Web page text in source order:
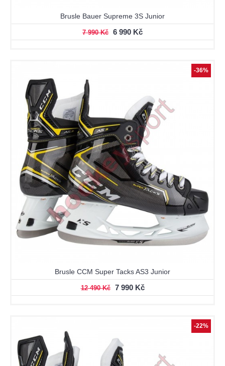
Brusle Bauer Supreme 3S Junior
7 990 Kč 6 990 Kč
-36%
Brusle CCM Super Tacks AS3 Junior
12 490 Kč 7 990 Kč
-22%